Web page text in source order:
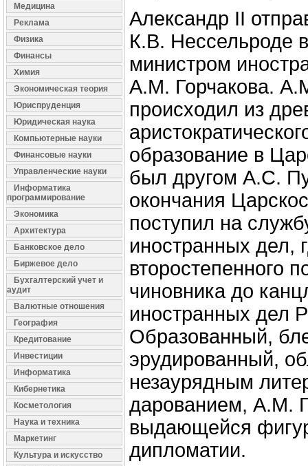
Медицина
Реклама
Физика
Финансы
Химия
Экономическая теория
Юриспруденция
Юридическая наука
Компьютерные науки
Финансовые науки
Управленческие науки
Информатика
программирование
Экономика
Архитектура
Банковское дело
Биржевое дело
Бухгалтерский учет и
аудит
Валютные отношения
География
Кредитование
Инвестиции
Информатика
Кибернетика
Косметология
Наука и техника
Маркетинг
Культура и искусство
Александр II
К.В. Нессельроде
министром
А.М. Горчакова.
происходил из
образование в
был другом А.С.
окончания
поступил на
иностранных дел,
второстепенного
чиновника до
иностранных дел
Образованный,
эрудированный,
незаурядным
дарованием, А.М.
выдающейся
дипломатии.